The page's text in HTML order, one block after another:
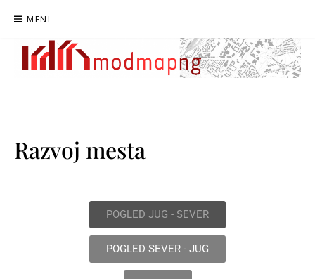
MENI
Razvoj mesta
POGLED JUG - SEVER
POGLED SEVER - JUG